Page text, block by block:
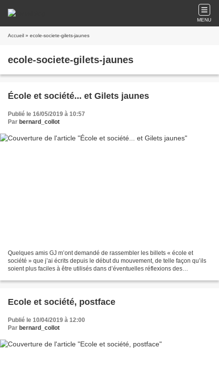
MENU
Accueil » ecole-societe-gilets-jaunes
ecole-societe-gilets-jaunes
École et société... et Gilets jaunes
Publié le 16/05/2019 à 10:57
Par bernard_collot
Quelques amis GJ m’ont demandé de rassembler les billets « école et
société » que j’ai écrits depuis le début du mouvement, de telle façon qu’ils
soient plus faciles à être utilisés dans d’éventuelles réflexions des
Ecole et société, postface
Publié le 10/04/2019 à 12:00
Par bernard_collot